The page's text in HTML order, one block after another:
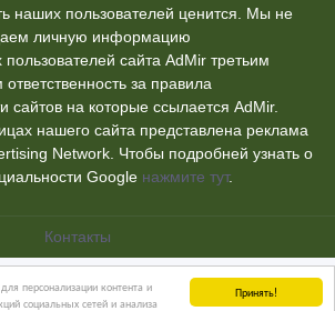
Принять!
персонализации контента и
социальных сетей и анализа
наших пользователей ценится. Мы не
личную информацию
пользователей сайта AdMir третьим
за правила
сайтов на которые ссылается AdMir.
нашего сайта представлена реклама
Network. Чтобы подробней узнать о
Google нажмите тут.
Контакты